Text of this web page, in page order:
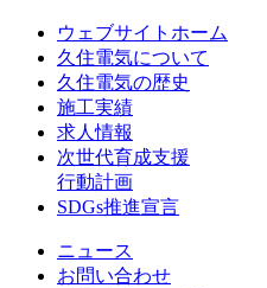
ウェブサイトホーム
久住電気について
久住電気の歴史
施工実績
求人情報
次世代育成支援
行動計画
SDGs推進宣言
ニュース
お問い合わせ